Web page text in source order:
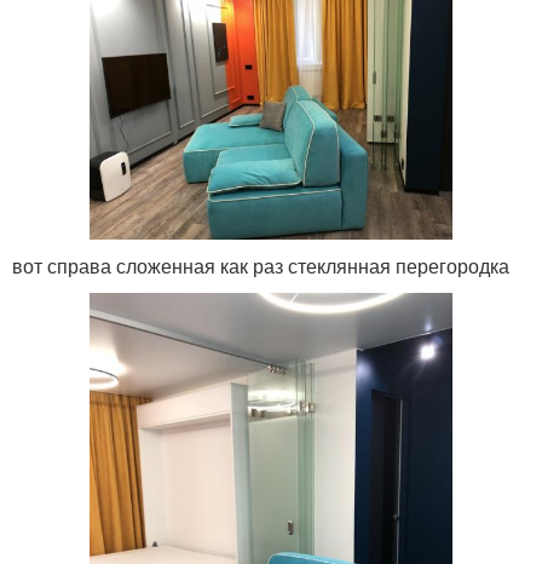
вот справа сложенная как раз стеклянная перегородка